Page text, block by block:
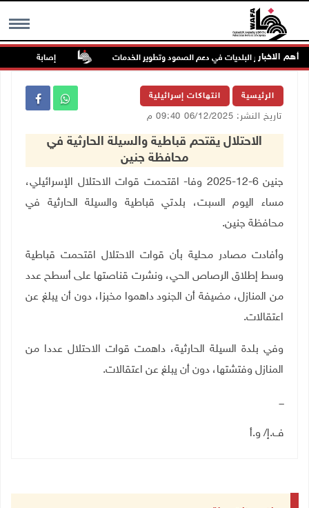
MENU أهم الاخبار
على دور البلديات في دعم الصمود وتطوير الخدمات إصابة مسن بجروح
الرئيسية انتهاكات إسرائيلية
تاريخ النشر: 06/12/2025 09:40 م
الاحتلال يقتحم قباطية والسيلة الحارثية في
محافظة جنين
جنين 6-12-2025 وفا- اقتحمت قوات الاحتلال الإسرائيلي،
مساء اليوم السبت، بلدتي قباطية والسيلة الحارثية في
محافظة جنين.
وأفادت مصادر محلية بأن قوات الاحتلال اقتحمت قباطية
وسط إطلاق الرصاص الحي، ونشرت قناصتها على أسطح عدد
من المنازل، مضيفة أن الجنود داهموا مخبزا، دون أن يبلغ عن
اعتقالات.
وفي بلدة السيلة الحارثية، داهمت قوات الاحتلال عددا من
المنازل وفتشتها، دون أن يبلغ عن اعتقالات.
ـــ
ف.إ/ و.أ